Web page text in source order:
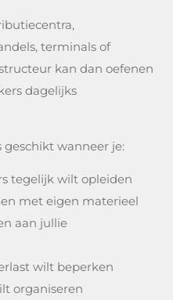
terminals of
kan dan oefenen
dagelijks
geschikt wanneer je:
tegelijk wilt opleiden
met eigen materieel
aan jullie
wilt beperken
organiseren